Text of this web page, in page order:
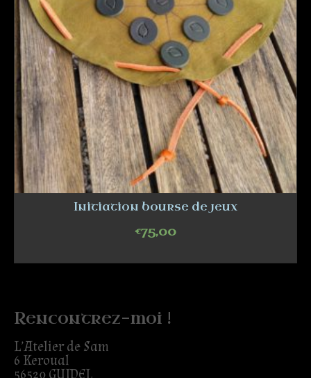
Initiation bourse de jeux
€75,00
Rencontrez-moi !
L’Atelier de Sam
6 Keroual
56520 GUIDEL